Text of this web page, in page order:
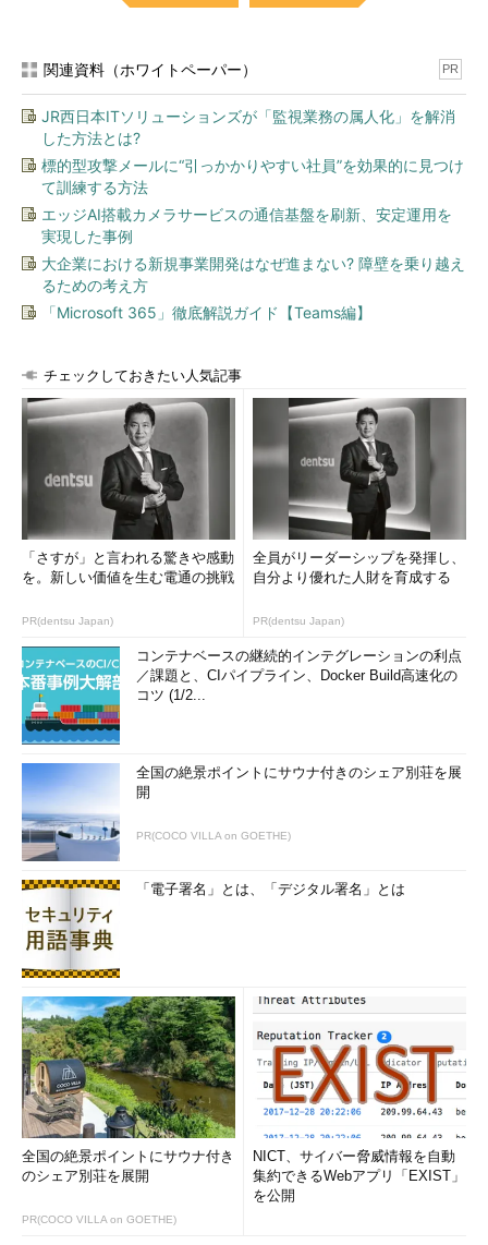
関連資料（ホワイトペーパー） PR
JR西日本ITソリューションズが「監視業務の属人化」を解消
した方法とは?
標的型攻撃メールに“引っかかりやすい社員”を効果的に見つけ
て訓練する方法
エッジAI搭載カメラサービスの通信基盤を刷新、安定運用を
実現した事例
大企業における新規事業開発はなぜ進まない? 障壁を乗り越え
るための考え方
「Microsoft 365」徹底解説ガイド【Teams編】
チェックしておきたい人気記事
「さすが」と言われる驚きや感動
を。新しい価値を生む電通の挑戦
PR(dentsu Japan)
全員がリーダーシップを発揮し、
自分より優れた人財を育成する
PR(dentsu Japan)
コンテナベースの継続的インテグレーションの利点
／課題と、CIパイプライン、Docker Build高速化の
コツ (1/2...
全国の絶景ポイントにサウナ付きのシェア別荘を展
開
PR(COCO VILLA on GOETHE)
「電子署名」とは、「デジタル署名」とは
全国の絶景ポイントにサウナ付き
のシェア別荘を展開
PR(COCO VILLA on GOETHE)
NICT、サイバー脅威情報を自動
集約できるWebアプリ「EXIST」
を公開